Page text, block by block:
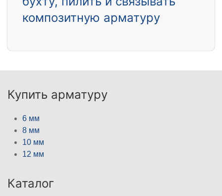
композитную арматуру
Купить арматуру
6 мм
8 мм
10 мм
12 мм
Каталог